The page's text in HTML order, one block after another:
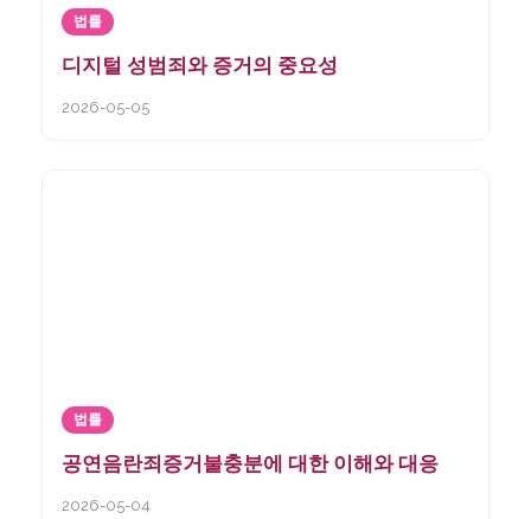
법률
디지털 성범죄와 증거의 중요성
2026-05-05
법률
공연음란죄증거불충분에 대한 이해와 대응
2026-05-04